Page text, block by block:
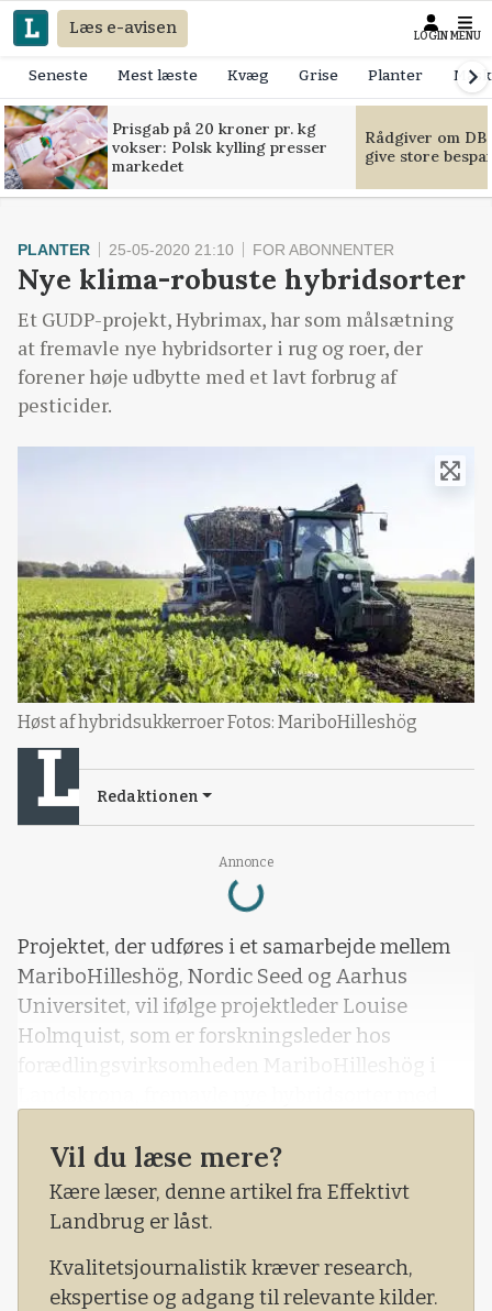
Læs e-avisen LOGIN MENU
Seneste Mest læste Kvæg Grise Planter
Prisgab på 20 kroner pr. kg
vokser: Polsk kylling presser
markedet
Rådgiver om
give store
Annonce
Loading...
PLANTER 25-05-2020 21:10 FOR ABONNENTER
Nye klima-robuste hybridsorter
Et GUDP-projekt, Hybrimax, har som målsætning
at fremavle nye hybridsorter i rug og roer, der
forener høje udbytte med et lavt forbrug af
pesticider.
Høst af hybridsukkerroer Fotos: MariboHilleshög
Redaktionen
Projektet, der udføres i et samarbejde mellem
MariboHilleshög, Nordic Seed og Aarhus
Universitet, vil ifølge projektleder Louise
Holmquist, som er forskningsleder hos
forædlingsvirksomheden MariboHilleshög i
robusthed over for klimaforandringer.
Vil du læse mere?
Kære læser, denne artikel fra Effektivt
Landbrug er låst.
Kvalitetsjournalistik kræver research,
ekspertise og adgang til relevante kilder.